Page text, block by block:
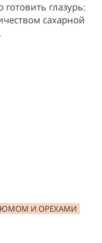
глазурь:
сахарной
И ОРЕХАМИ